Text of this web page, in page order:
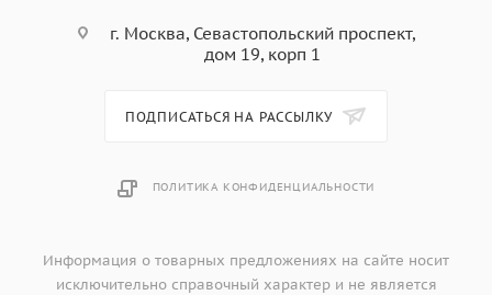
г. Москва, Севастопольский проспект,
дом 19, корп 1
ПОДПИСАТЬСЯ НА РАССЫЛКУ
ПОЛИТИКА КОНФИДЕНЦИАЛЬНОСТИ
Информация о товарных предложениях на сайте носит
исключительно справочный характер и не является